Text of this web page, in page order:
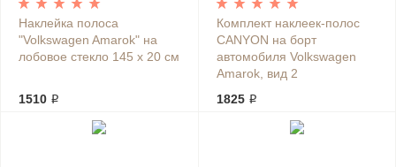
Наклейка полоса
"Volkswagen Amarok" на
лобовое стекло 145 х 20 см
1510 ₽
Комплект наклеек-полос
CANYON на борт
автомобиля Volkswagen
Amarok, вид 2
1825 ₽